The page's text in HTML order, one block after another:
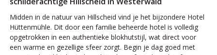
Midden in de natuur van Hillscheid vind je het bijzondere Hotel
Hüttenmühle. Dit door een familie beheerde hotel is volledig
opgetrokken in een authentieke blokhutstijl, wat direct voor
een warme en gezellige sfeer zorgt. Begin je dag goed met